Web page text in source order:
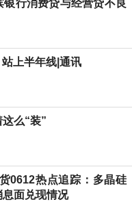
行消费贷与经营贷不良
上半年线|通讯
么“装”
0612热点追踪：多晶硅
面兑现情况